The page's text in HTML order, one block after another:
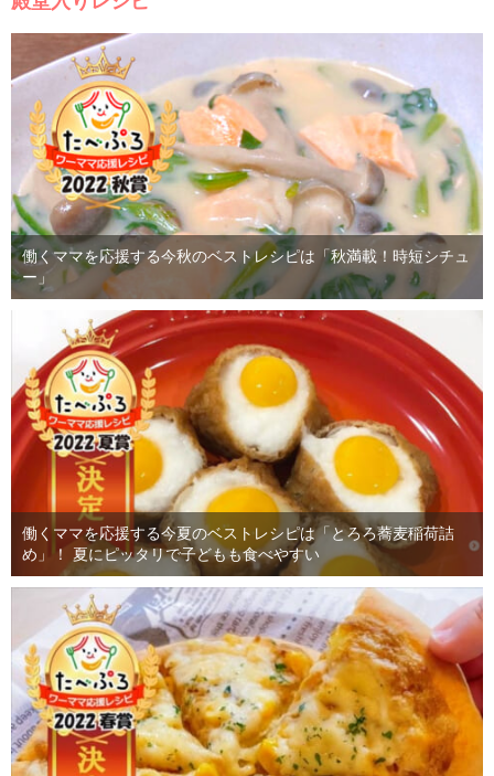
働くママを応援する今秋のベストレシピは「秋満載！時短シチュ
ー」
働くママを応援する今夏のベストレシピは「とろろ蕎麦稲荷詰
め」！ 夏にピッタリで子どもも食べやすい